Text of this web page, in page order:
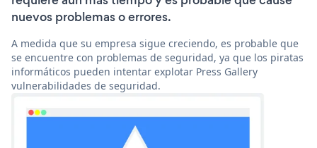
nuevos problemas o errores.
A medida que su empresa sigue creciendo, es probable que
se encuentre con problemas de seguridad, ya que los piratas
informáticos pueden intentar explotar Press Gallery
vulnerabilidades de seguridad.